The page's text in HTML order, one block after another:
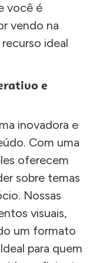
você é
vendo na
ideal
e
inovadora e
Com uma
oferecem
sobre temas
Nossas
visuais,
um formato
para quem